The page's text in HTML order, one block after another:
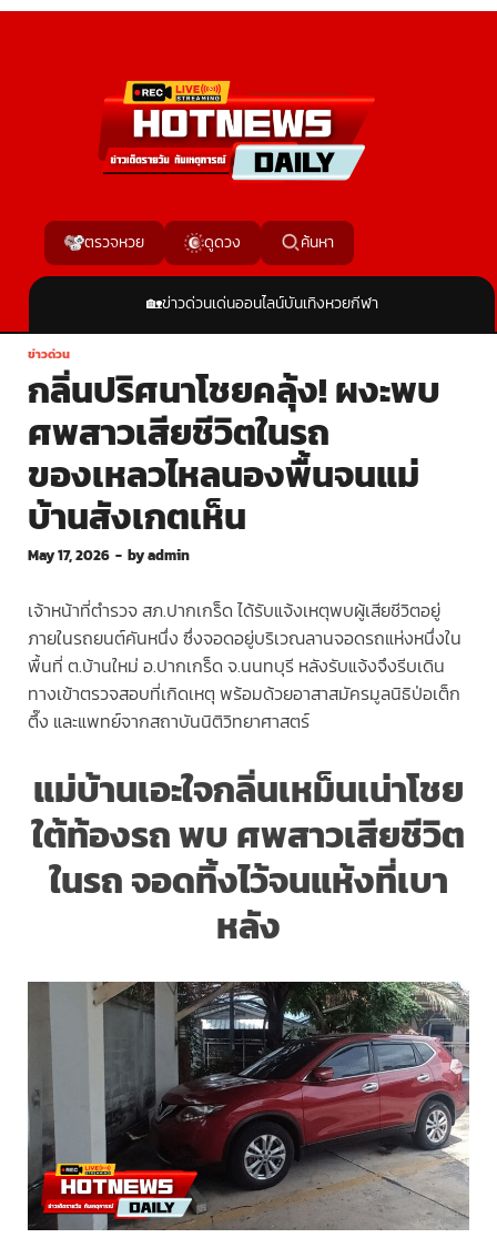
ตรวจหวย ดูดวง ค้นหา
🏡ข่าวด่วนเด่นออนไลน์บันเทิงหวยกีฬา
ข่าวด่วน
กลิ่นปริศนาโชยคลุ้ง! ผงะพบ
ศพสาวเสียชีวิตในรถ
ของเหลวไหลนองพื้นจนแม่
บ้านสังเกตเห็น
May 17, 2026 - byadmin
เจ้าหน้าที่ตำรวจ สภ.ปากเกร็ด ได้รับแจ้งเหตุพบผู้เสียชีวิตอยู่
ภายในรถยนต์คันหนึ่ง ซึ่งจอดอยู่บริเวณลานจอดรถแห่งหนึ่งใน
พื้นที่ ต.บ้านใหม่ อ.ปากเกร็ด จ.นนทบุรี หลังรับแจ้งจึงรีบเดิน
ทางเข้าตรวจสอบที่เกิดเหตุ พร้อมด้วยอาสาสมัครมูลนิธิป่อเต็ก
ตึ๊ง และแพทย์จากสถาบันนิติวิทยาศาสตร์
แม่บ้านเอะใจกลิ่นเหม็นเน่าโชย
ใต้ท้องรถ พบ ศพสาวเสียชีวิต
ในรถ จอดทิ้งไว้จนแห้งที่เบา
หลัง